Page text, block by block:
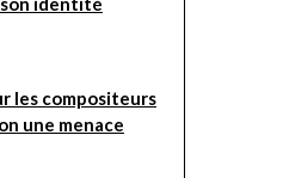
les compositeurs
une menace